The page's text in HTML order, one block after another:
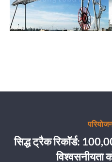
सिद्ध ट्रैक रिकॉर्ड:
विश्वसनीयता